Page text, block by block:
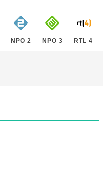
NPO 2 NPO 3 RTL 4